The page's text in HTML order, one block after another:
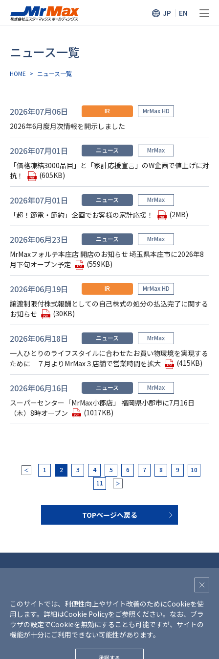
JP EN
ニュース一覧
HOME > ニュース⼀覧
2026年07月06日 IR MrMax HD
2026年6月度月次情報を開示しました
2026年07月01日 ニュース MrMax
「価格凍結3000品目」と「家計応援宣言」のW企画で値上げに対
抗！
(605KB)
2026年07月01日 ニュース MrMax
「超！節電・節約」企画でお客様の家計応援！ (2MB)
2026年06月23日 ニュース MrMax
MrMaxフォルテ本庄店 開店のお知らせ 埼玉県本庄市に2026年8
月下旬オープン予定
(559KB)
2026年06月19日 IR MrMax HD
譲渡制限付株式報酬としての自己株式の処分の払込完了に関する
お知らせ
(30KB)
2026年06月18日 ニュース MrMax
一人ひとりのライフスタイルに合わせたお買い物環境を実現する
ために ７月よりMrMax３店舗で営業時間を拡大
(415KB)
2026年06月16日 ニュース MrMax
スーパーセンター「MrMax小郡店」 福岡県小郡市に7月16日
（木）8時オープン
(1017KB)
＜ 1 2 3 4 5 6 7 8 9
10
11
＞
TOPページへ戻る
SNS利用ガイドライン
サイトマップ
Copyright © Mr Max Holdings., all rights reserved.
このサイトでは、利便性向上やサイト改善のためにCookieを使
用します。詳細はCookie Policyをご参照ください。 なお、ブラ
ウザの設定でCookieを無効にすることも可能ですが、サイトの
機能が十分にご利用できない可能性があります。
承諾する